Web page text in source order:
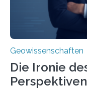
Geowissenschaften
Die Ironie